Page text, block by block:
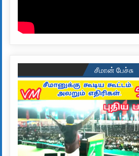
சீமான் பேச்சு